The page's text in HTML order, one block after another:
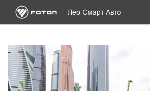
Лео Смарт Авто